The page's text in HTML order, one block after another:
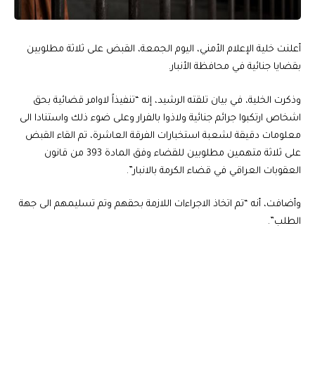
أعلنت خلية الإعلام الأمني، اليوم الجمعة، القبض على ثلاثة مطلوبين
بقضايا جنائية في محافظة الأنبار.
وذكرت الخلية، في بيان تلقته الرشيد، إنه “تنفيذاً لاوامر قضائية بحق
اشخاص ارتكبوا جرائم جنائية ولاذوا بالفرار وعلى ضوء ذلك واستنادا الى
معلومات دقيقة لشعبة استخبارات الفرقة العاشرة، تم القاء القبض
على ثلاثة متهمين مطلوبين للقضاء وفق المادة 393 من قانون
العقوبات العراقي في قضاء الكرمة بالانبار”.
وأضافت، أنه “تم اتخاذ الاجراءات اللازمة بحقهم وتم تسليمهم الى جهة
الطلب”.